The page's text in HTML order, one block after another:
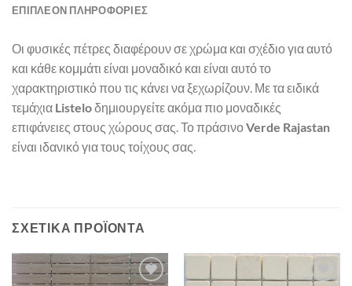
ΕΠΙΠΛΈΟΝ ΠΛΗΡΟΦΟΡΊΕΣ
Οι φυσικές πέτρες διαφέρουν σε χρώμα και σχέδιο για αυτό
και κάθε κομμάτι είναι μοναδικό και είναι αυτό το
χαρακτηριστικό που τις κάνει να ξεχωρίζουν. Με τα ειδικά
τεμάχια Listeloδημιουργείτε ακόμα πιο μοναδικές
επιφάνειες στους χώρους σας. Το πράσινοVerde Rajastan
είναι ιδανικό για τους τοίχους σας.
ΣΧΕΤΙΚΆ ΠΡΟΪΌΝΤΑ